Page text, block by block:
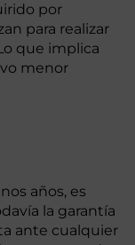
por
para realizar
que implica
menor
años, es
la garantía
ante cualquier